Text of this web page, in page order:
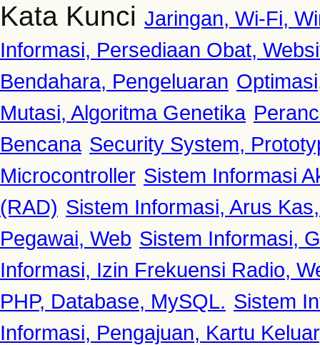
Kata Kunci Jaringan, Wi-Fi,
Informasi, Persediaan Obat,
Bendahara, Pengeluaran
Mutasi, Algoritma Genetika
Bencana Security System,
Microcontroller Sistem Informasi
(RAD) Sistem Informasi, Arus
Pegawai, Web Sistem Informasi,
Informasi, Izin Frekuensi Radio,
PHP, Database, MySQL. Sistem
Informasi, Pengajuan, Kartu